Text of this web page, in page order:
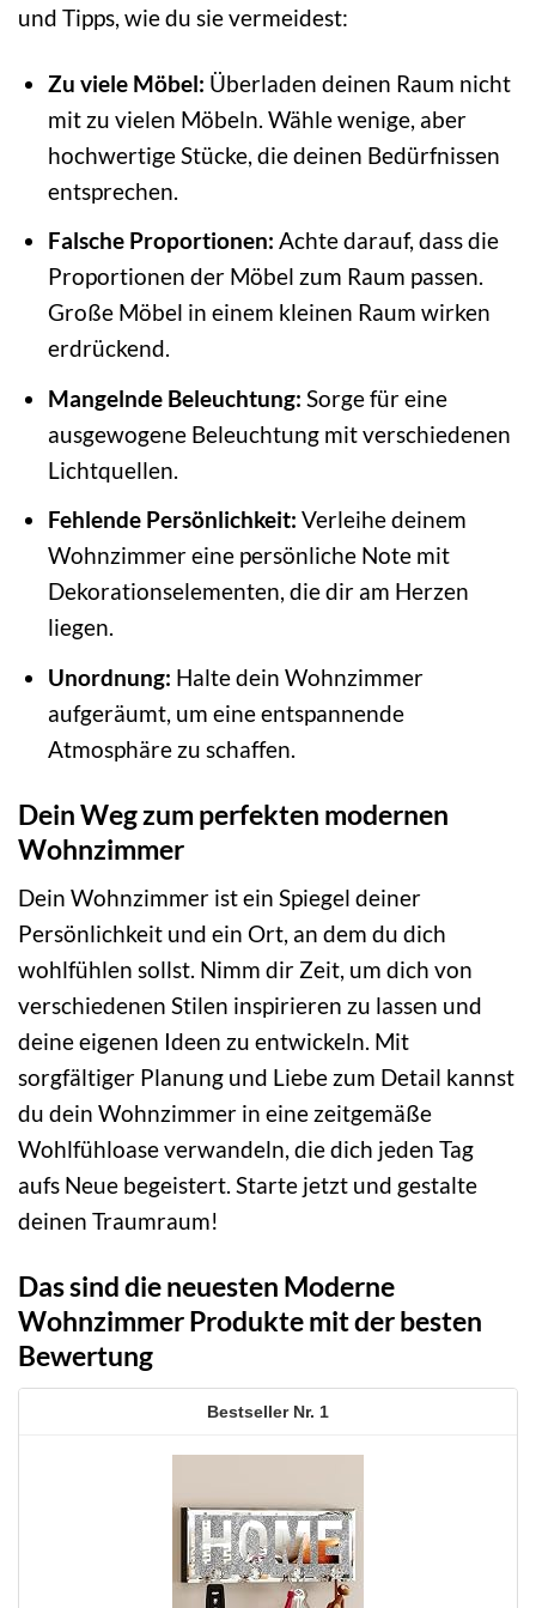
und Tipps, wie du sie vermeidest:
Zu viele Möbel: Überladen deinen Raum nicht
mit zu vielen Möbeln. Wähle wenige, aber
hochwertige Stücke, die deinen Bedürfnissen
entsprechen.
Falsche Proportionen: Achte darauf, dass die
Proportionen der Möbel zum Raum passen.
Große Möbel in einem kleinen Raum wirken
erdrückend.
Mangelnde Beleuchtung: Sorge für eine
ausgewogene Beleuchtung mit verschiedenen
Lichtquellen.
Fehlende Persönlichkeit: Verleihe deinem
Wohnzimmer eine persönliche Note mit
Dekorationselementen, die dir am Herzen
liegen.
Unordnung: Halte dein Wohnzimmer
aufgeräumt, um eine entspannende
Atmosphäre zu schaffen.
Dein Weg zum perfekten modernen
Wohnzimmer
Dein Wohnzimmer ist ein Spiegel deiner
Persönlichkeit und ein Ort, an dem du dich
wohlfühlen sollst. Nimm dir Zeit, um dich von
verschiedenen Stilen inspirieren zu lassen und
deine eigenen Ideen zu entwickeln. Mit
sorgfältiger Planung und Liebe zum Detail kannst
du dein Wohnzimmer in eine zeitgemäße
Wohlfühloase verwandeln, die dich jeden Tag
aufs Neue begeistert. Starte jetzt und gestalte
deinen Traumraum!
Das sind die neuesten Moderne
Wohnzimmer Produkte mit der besten
Bewertung
1